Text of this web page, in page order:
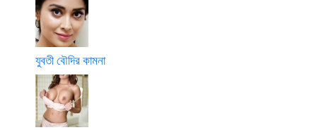
যুবতী বৌদির কামনা